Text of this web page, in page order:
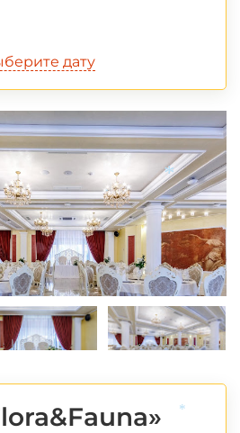
дату
*
*